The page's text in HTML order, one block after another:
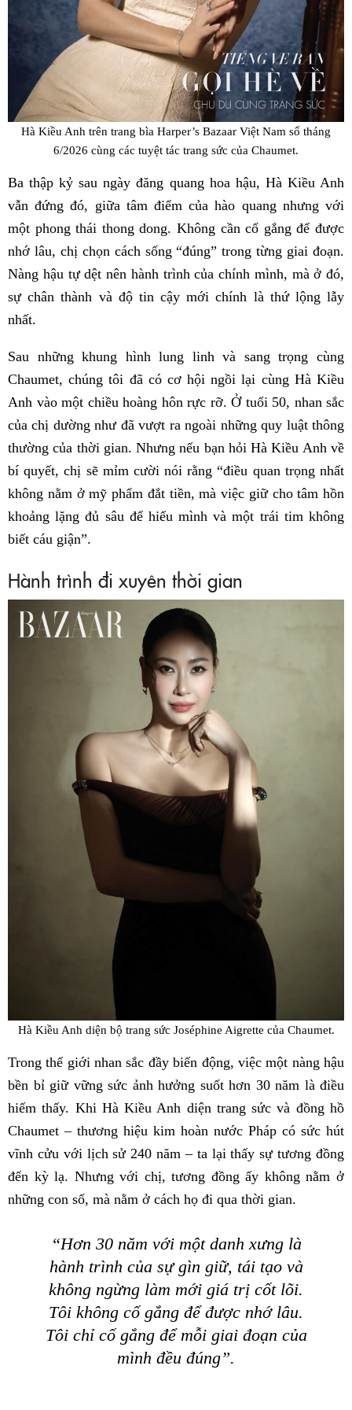
Hà Kiều Anh trên trang bìa Harper’s Bazaar Việt Nam số tháng
6/2026 cùng các tuyệt tác trang sức của Chaumet.
Ba thập kỷ sau ngày đăng quang hoa hậu, Hà Kiều Anh
vẫn đứng đó, giữa tâm điểm của hào quang nhưng với
một phong thái thong dong. Không cần cố gắng để được
nhớ lâu, chị chọn cách sống “đúng” trong từng giai đoạn.
Nàng hậu tự dệt nên hành trình của chính mình, mà ở đó,
sự chân thành và độ tin cậy mới chính là thứ lộng lẫy
nhất.
Sau những khung hình lung linh và sang trọng cùng
Chaumet, chúng tôi đã có cơ hội ngồi lại cùng Hà Kiều
Anh vào một chiều hoàng hôn rực rỡ. Ở tuổi 50, nhan sắc
của chị dường như đã vượt ra ngoài những quy luật thông
thường của thời gian. Nhưng nếu bạn hỏi Hà Kiều Anh về
bí quyết, chị sẽ mỉm cười nói rằng “điều quan trọng nhất
không nằm ở mỹ phẩm đắt tiền, mà việc giữ cho tâm hồn
khoảng lặng đủ sâu để hiểu mình và một trái tim không
biết cáu giận”.
Hành trình đi xuyên thời gian
Hà Kiều Anh diện bộ trang sức Joséphine Aigrette của Chaumet.
Trong thế giới nhan sắc đầy biến động, việc một nàng hậu
bền bỉ giữ vững sức ảnh hưởng suốt hơn 30 năm là điều
hiếm thấy. Khi Hà Kiều Anh diện trang sức và đồng hồ
Chaumet – thương hiệu kim hoàn nước Pháp có sức hút
vĩnh cửu với lịch sử 240 năm – ta lại thấy sự tương đồng
đến kỳ lạ. Nhưng với chị, tương đồng ấy không nằm ở
những con số, mà nằm ở cách họ đi qua thời gian.
“Hơn 30 năm với một danh xưng là
hành trình của sự gìn giữ, tái tạo và
không ngừng làm mới giá trị cốt lõi.
Tôi không cố gắng để được nhớ lâu.
Tôi chỉ cố gắng để mỗi giai đoạn của
mình đều đúng”.